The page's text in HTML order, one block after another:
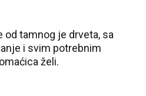
od tamnog je drveta, sa
i svim potrebnim
želi.